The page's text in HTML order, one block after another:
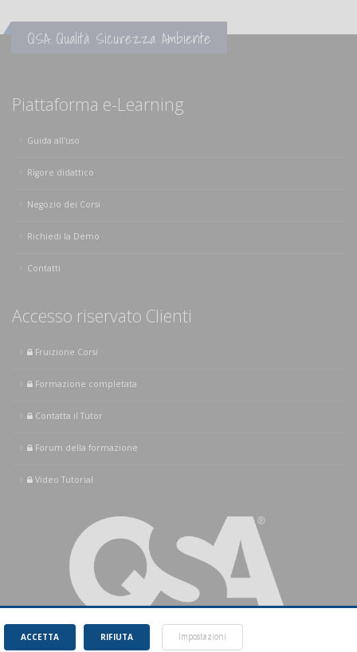
RIFIUTA
ACCETTA Impostazioni
QSA Qualità Sicurezza Ambiente
Piattaforma e-Learning
Guida all'uso
Rigore didattico
Negozio dei Corsi
Richiedi la Demo
Contatti
Accesso riservato Clienti
Fruizione Corsi
Formazione completata
Contatta il Tutor
Forum della formazione
Video Tutorial